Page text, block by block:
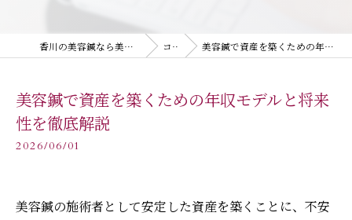
香川の美容鍼なら美容鍼灸サロン HALiNO コラム 美容鍼で資産を築くための年収モデルと将来性を徹底解説
美容鍼で資産を築くための年収モデルと将来
性を徹底解説
2026/06/01
美容鍼の施術者として安定した資産を築くことに、不安